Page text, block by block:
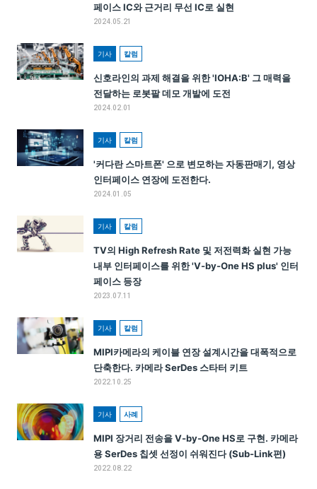
페이스 IC와 근거리 무선 IC로 실현
2024.05.21
기사 칼럼
신호라인의 과제 해결을 위한 'IOHA:B' 그 매력을
전달하는 로봇팔 데모 개발에 도전
2024.02.01
기사 칼럼
'커다란 스마트폰' 으로 변모하는 자동판매기, 영상
인터페이스 연장에 도전한다.
2024.01.05
기사 칼럼
TV의 High Refresh Rate 및 저전력화 실현 가능
내부 인터페이스를 위한 'V-by-One HS plus' 인터
페이스 등장
2023.07.11
기사 칼럼
MIPI카메라의 케이블 연장 설계시간을 대폭적으로
단축한다. 카메라 SerDes 스타터 키트
2022.10.25
기사 사례
MIPI 장거리 전송을 V-by-One HS로 구현. 카메라
용 SerDes 칩셋 선정이 쉬워진다 (Sub-Link편)
2022.08.22